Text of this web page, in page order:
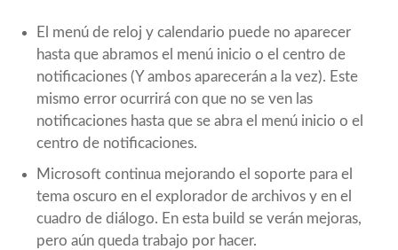
El menú de reloj y calendario puede no aparecer
hasta que abramos el menú inicio o el centro de
notificaciones (Y ambos aparecerán a la vez). Este
mismo error ocurrirá con que no se ven las
notificaciones hasta que se abra el menú inicio o el
centro de notificaciones.
Microsoft continua mejorando el soporte para el
tema oscuro en el explorador de archivos y en el
cuadro de diálogo. En esta build se verán mejoras,
pero aún queda trabajo por hacer.